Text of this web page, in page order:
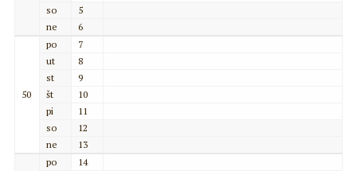
so
5
ne
6
50
po
7
ut
8
st
9
št
10
pi
11
so
12
ne
13
po
14